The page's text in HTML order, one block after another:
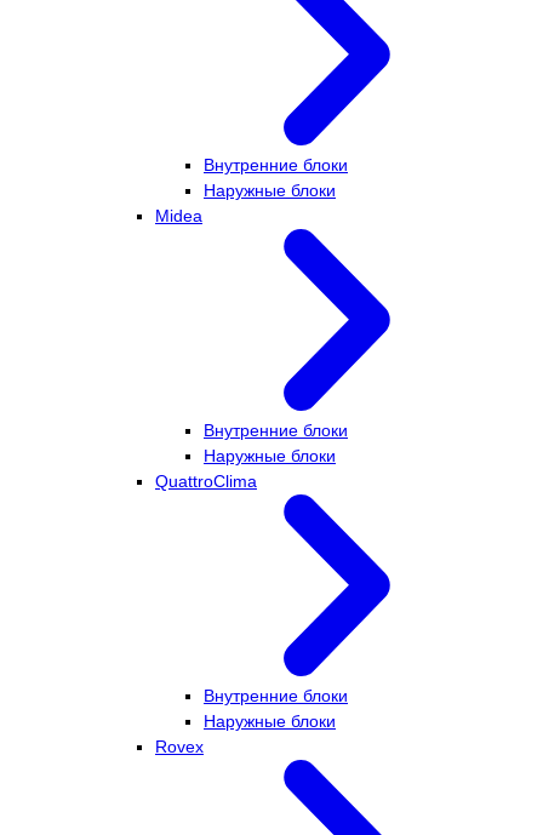
Внутренние блоки
Наружные блоки
Midea
Внутренние блоки
Наружные блоки
QuattroClima
Внутренние блоки
Наружные блоки
Rovex